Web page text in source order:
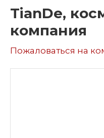
TianDe,
компания
Пожаловаться на